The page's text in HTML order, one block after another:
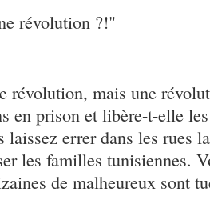
révolution ?!"
révolution, mais une
en prison et libère-t-elle
laissez errer dans les rues
les familles tunisiennes.
de malheureux sont